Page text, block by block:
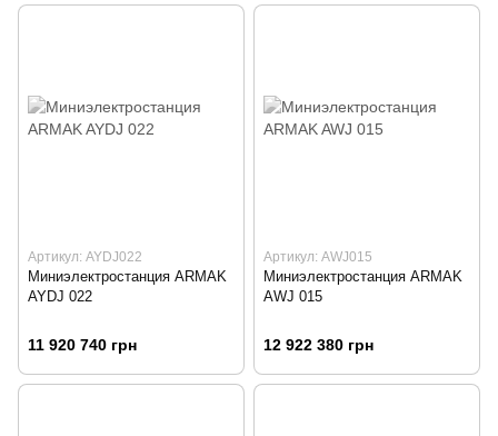
Артикул: AYDJ022
Миниэлектростанция ARMAK
AYDJ 022
11 920 740 грн
Артикул: AWJ015
Миниэлектростанция ARMAK
AWJ 015
12 922 380 грн